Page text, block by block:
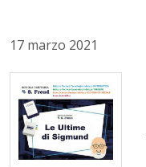
17 marzo 2021